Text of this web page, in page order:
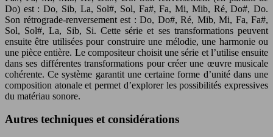
Do) est : Do, Sib, La, Sol#, Sol, Fa#, Fa, Mi, Mib, Ré, Do#, Do.
Son rétrograde-renversement est : Do, Do#, Ré, Mib, Mi, Fa, Fa#,
Sol, Sol#, La, Sib, Si. Cette série et ses transformations peuvent
ensuite être utilisées pour construire une mélodie, une harmonie ou
une pièce entière. Le compositeur choisit une série et l’utilise ensuite
dans ses différentes transformations pour créer une œuvre musicale
cohérente. Ce système garantit une certaine forme d’unité dans une
composition atonale et permet d’explorer les possibilités expressives
du matériau sonore.
Autres techniques et considérations